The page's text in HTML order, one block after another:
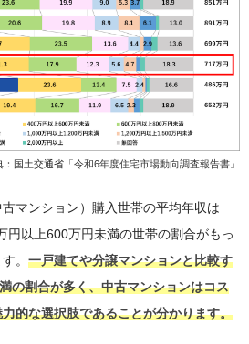
：国土交通省「 令和6年度住宅市場動向調査報告書 」
マンション）購入世帯の平均年収は
円以上600万円未満の世帯の割合がもっ
。 一戸建てや分譲マンションと比較す
の割合が多く、中古マンションはコス
的な選択肢であることが分かります。